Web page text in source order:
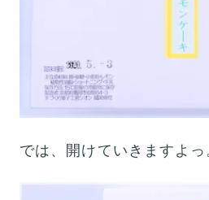
では、開けていきますよっ